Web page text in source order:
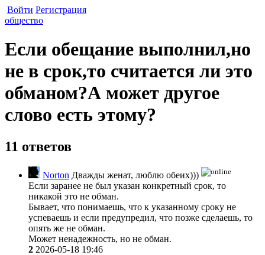
Войти Регистрация
общество
Если обещание выполнил,но
не в срок,то считается ли это
обманом?А может другое
слово есть этому?
11 ответов
Norton Дважды женат, люблю обеих)))
Если заранее не был указан конкретный срок, то
никакой это не обман.
Бывает, что понимаешь, что к указанному сроку не
успеваешь и если предупредил, что позже сделаешь, то
опять же не обман.
Может ненадежность, но не обман.
2 2026-05-18 19:46